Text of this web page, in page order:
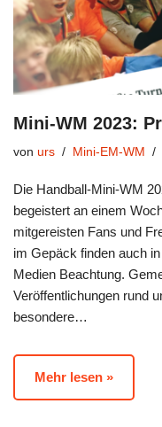
Mini-WM 2023:
von urs Mini-EM-WM
Die Handball-Mini-WM
begeistert an einem
mitgereisten Fans und
im Gepäck finden auch
Medien Beachtung.
Veröffentlichungen rund
besondere…
Mehr lesen »